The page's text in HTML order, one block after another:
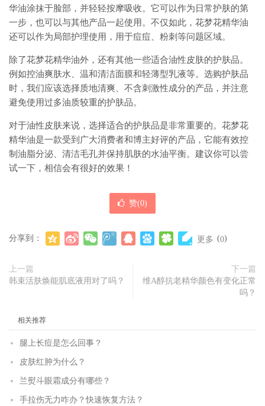
华油涂抹于脸部，并轻轻按摩吸收。它可以作为日常护肤的第
一步，也可以与其他产品一起使用。不仅如此，花梦花精华油
还可以作为局部护理使用，用于痘痘、粉刺等问题区域。
除了花梦花精华油外，还有其他一些适合油性皮肤的护肤品。
例如控油爽肤水、温和清洁面膜和轻薄型乳液等。选购护肤品
时，我们应该选择质地清爽、不含刺激性成分的产品，并注意
避免使用过多油质较重的护肤品。
对于油性皮肤来说，选择适合的护肤品是非常重要的。花梦花
精华油是一款受到广大消费者和博主好评的产品，它能有效控
制油脂分泌、清洁毛孔并保持肌肤的水油平衡。建议你可以尝
试一下，相信会有很好的效果！
赞(0)
分享到： 更多 (0)
上一篇
韩束活肤焕能肌底液用对了吗？
下一篇
维A醇抗老精华颜色有变化正常
吗？
相关推荐
腿上长痘是怎么回事？
皮肤红肿为什么？
兰熨斗眼霜成分有哪些？
手拉伤无力咋办？快速恢复方法？